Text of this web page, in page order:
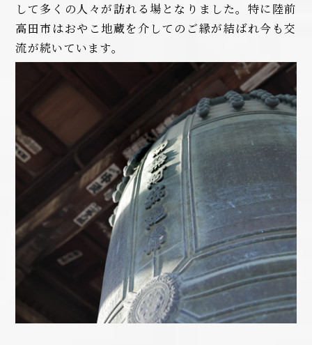
して多くの人々が訪れる場となりました。特に陸前
高田市はおやこ地蔵を介してのご縁が結ばれ今も交
流が続いています。